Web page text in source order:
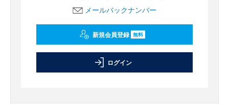
メールバックナンバー
新規会員登録 無料
ログイン